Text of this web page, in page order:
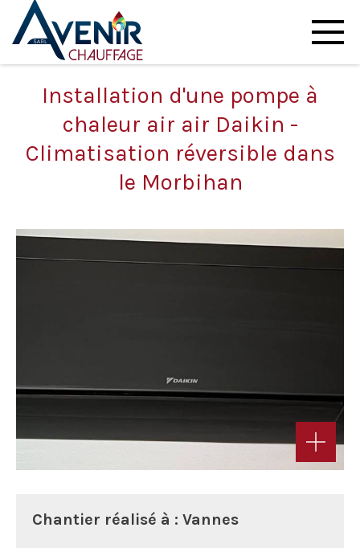
Installation d'une pompe à
chaleur air air Daikin -
Climatisation réversible dans
le Morbihan
Chantier réalisé à : Vannes